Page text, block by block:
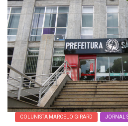
COLUNISTA MARCELO GIRARD JORNAL